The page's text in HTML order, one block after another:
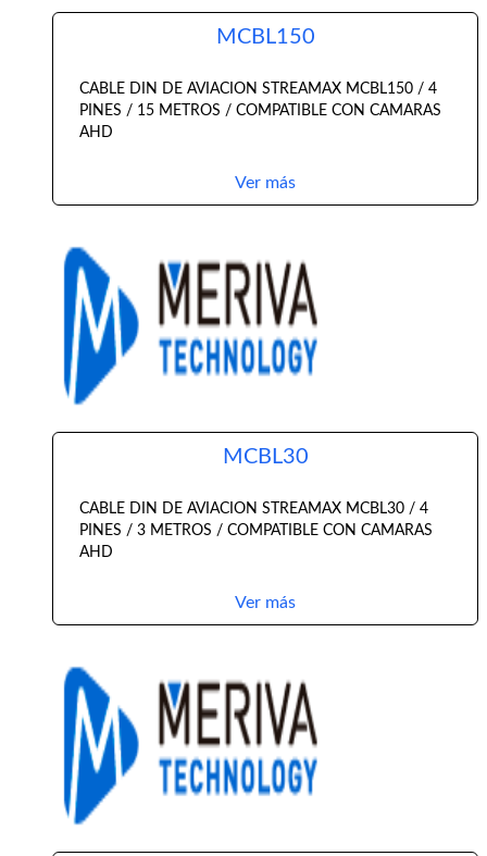
MCBL150
CABLE DIN DE AVIACION STREAMAX MCBL150 / 4
PINES / 15 METROS / COMPATIBLE CON CAMARAS
AHD
Ver más
MCBL30
CABLE DIN DE AVIACION STREAMAX MCBL30 / 4
PINES / 3 METROS / COMPATIBLE CON CAMARAS
AHD
Ver más